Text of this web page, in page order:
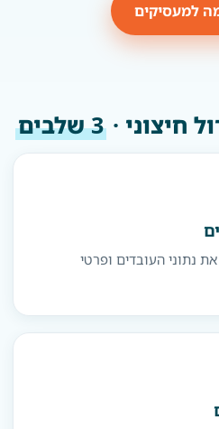
למעסיקים
חיצוני · 3 שלבים
נתוני העובדים ופרטי